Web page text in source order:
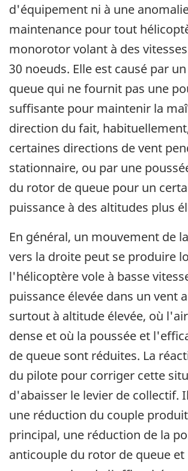
d'équipement ni à une
maintenance pour tout
monorotor volant à des
30 noeuds. Elle est causé par
queue qui ne fournit pas une
suffisante pour maintenir la
direction du fait,
certaines directions de vent
stationnaire, ou par une
du rotor de queue pour un
puissance à des altitudes plus
En général, un mouvement de
vers la droite peut se produire
l'hélicoptère vole à basse
puissance élevée dans un vent
surtout à altitude élevée, où
dense et où la poussée et
de queue sont réduites. La
du pilote pour corriger cette
d'abaisser le levier de collectif.
une réduction du couple
principal, une réduction de la
anticouple du rotor de queue et